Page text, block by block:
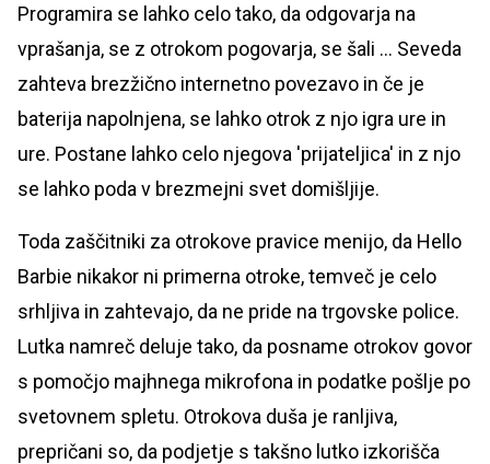
Programira se lahko celo tako, da odgovarja na
vprašanja, se z otrokom pogovarja, se šali … Seveda
zahteva brezžično internetno povezavo in če je
baterija napolnjena, se lahko otrok z njo igra ure in
ure. Postane lahko celo njegova 'prijateljica' in z njo
se lahko poda v brezmejni svet domišljije.
Toda zaščitniki za otrokove pravice menijo, da Hello
Barbie nikakor ni primerna otroke, temveč je celo
srhljiva in zahtevajo, da ne pride na trgovske police.
Lutka namreč deluje tako, da posname otrokov govor
s pomočjo majhnega mikrofona in podatke pošlje po
svetovnem spletu. Otrokova duša je ranljiva,
prepričani so, da podjetje s takšno lutko izkorišča